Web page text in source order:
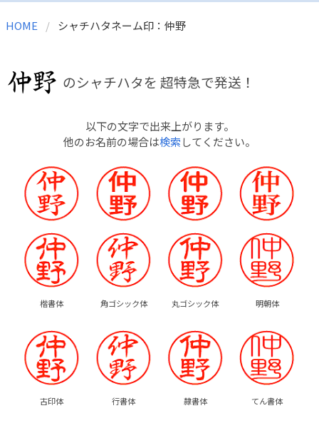
HOME シャチハタネーム印：仲野
のシャチハタを 超特急で発送！
以下の文字で出来上がります。
他のお名前の場合は検索してください。
楷書体 角ゴシック体 丸ゴシック体 明朝体
古印体 行書体 隷書体 てん書体